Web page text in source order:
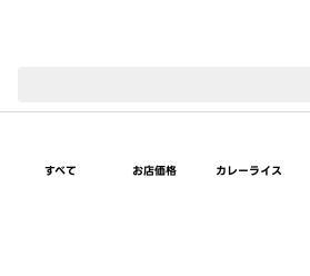
すべて お店価格 カレーライス